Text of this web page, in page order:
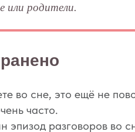
или родители.
во сне, это ещё не
часто.
разговоров во